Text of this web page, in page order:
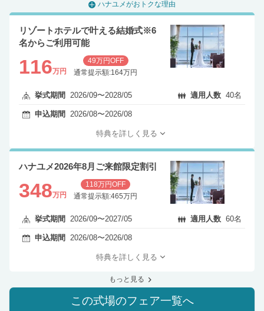
ハナユメがおトクな理由
リゾートホテルで叶える結婚式※6
名からご利用可能
116万円
49万円OFF
通常提示額:164万円
挙式期間 2026/09〜2028/05 適用人数 40名
申込期間 2026/08〜2026/08
特典を詳しく見る
ハナユメ2026年8月ご来館限定割引
348万円
118万円OFF
通常提示額:465万円
挙式期間 2026/09〜2027/05 適用人数 60名
申込期間 2026/08〜2026/08
特典を詳しく見る
もっと見る
この式場のフェア一覧へ